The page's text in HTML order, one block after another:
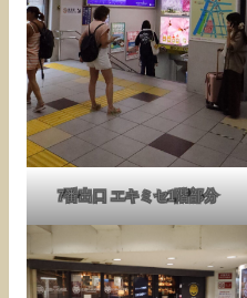
7番出口 エキミセ1階部分